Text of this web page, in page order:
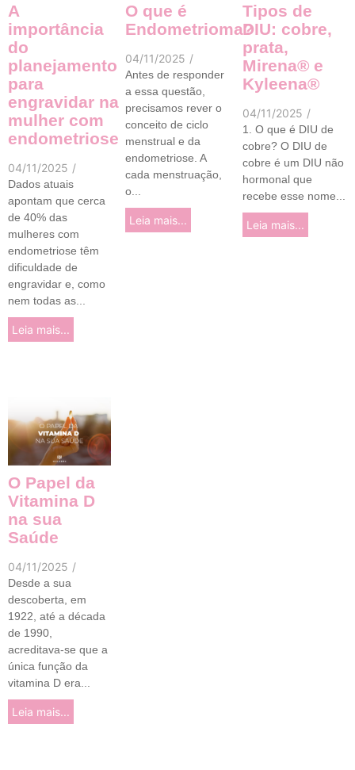
A
importância
do
planejamento
para
engravidar na
mulher com
endometriose
04/11/2025 /
Dados atuais
apontam que cerca
de 40% das
mulheres com
endometriose têm
dificuldade de
engravidar e, como
nem todas as...
Leia mais...
O que é
Endometrioma?
04/11/2025 /
Antes de responder
a essa questão,
precisamos rever o
conceito de ciclo
menstrual e da
endometriose. A
cada menstruação,
o...
Leia mais...
Tipos de
DIU: cobre,
prata,
Mirena® e
Kyleena®
04/11/2025 /
1. O que é DIU de
cobre? O DIU de
cobre é um DIU não
hormonal que
recebe esse nome...
Leia mais...
O Papel da
Vitamina D
na sua
Saúde
04/11/2025 /
Desde a sua
descoberta, em
1922, até a década
de 1990,
acreditava-se que a
única função da
vitamina D era...
Leia mais...